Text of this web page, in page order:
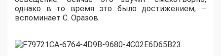
однако в то время это было достижением, –
вспоминает С. Оразов.